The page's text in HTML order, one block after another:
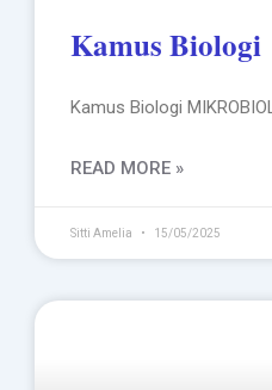
Kamus Biologi
Kamus Biologi
READ MORE »
Sitti Amelia 15/05/2025